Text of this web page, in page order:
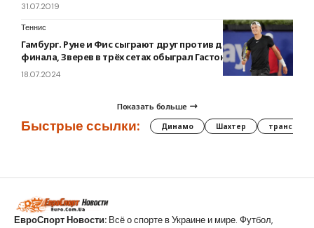
31.07.2019
Теннис
Гамбург. Руне и Фис сыграют друг против друга в 1/4
финала, Зверев в трёх сетах обыграл Гастона
18.07.2024
Показать больше
Быстрые ссылки: Динамо Шахтер трансферы
ЕвроСпорт Новости: Всё о спорте в Украине и мире. Футбол,